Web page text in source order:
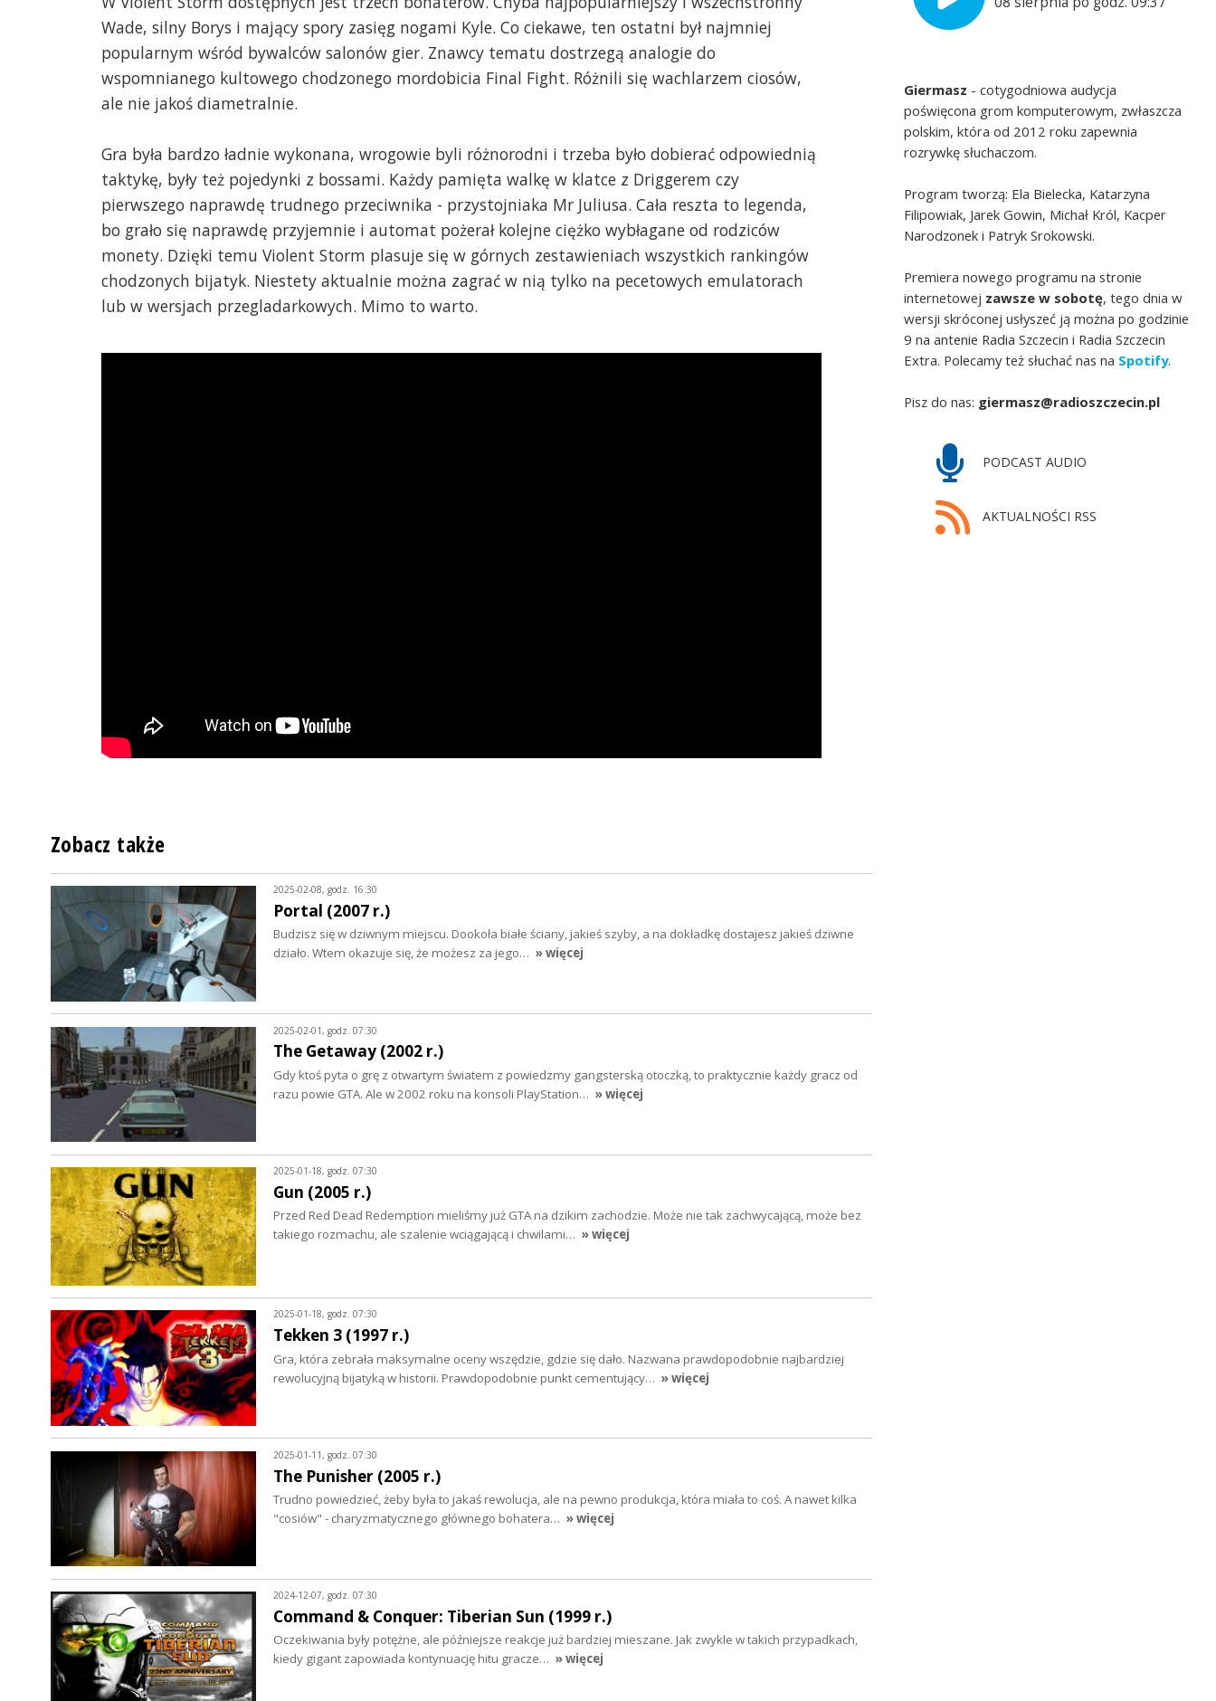
Wade, silny Borys i mający spory zasięg nogami Kyle. Co ciekawe, ten ostatni był najmniej
popularnym wśród bywalców salonów gier. Znawcy tematu dostrzegą analogie do
wspomnianego kultowego chodzonego mordobicia Final Fight. Różnili się wachlarzem ciosów,
ale nie jakoś diametralnie.
Gra była bardzo ładnie wykonana, wrogowie byli różnorodni i trzeba było dobierać odpowiednią
taktykę, były też pojedynki z bossami. Każdy pamięta walkę w klatce z Driggerem czy
pierwszego naprawdę trudnego przeciwnika - przystojniaka Mr Juliusa. Cała reszta to legenda,
bo grało się naprawdę przyjemnie i automat pożerał kolejne ciężko wybłagane od rodziców
monety. Dzięki temu Violent Storm plasuje się w górnych zestawieniach wszystkich rankingów
chodzonych bijatyk. Niestety aktualnie można zagrać w nią tylko na pecetowych emulatorach
lub w wersjach przegladarkowych. Mimo to warto.
Giermasz - cotygodniowa audycja
poświęcona grom komputerowym, zwłaszcza
polskim, która od 2012 roku zapewnia
rozrywkę słuchaczom.
Program tworzą: Ela Bielecka, Katarzyna
Filipowiak, Jarek Gowin, Michał Król, Kacper
Narodzonek i Patryk Srokowski.
Premiera nowego programu na stronie
internetowej zawsze w sobotę, tego dnia w
wersji skróconej usłyszeć ją można po godzinie
9 na antenie Radia Szczecin i Radia Szczecin
Extra. Polecamy też słuchać nas na Spotify.
Pisz do nas: giermasz@radioszczecin.pl
PODCAST AUDIO
AKTUALNOŚCI RSS
Zobacz także
2025-02-08, godz. 16:30
Portal (2007 r.)
Budzisz się w dziwnym miejscu. Dookoła białe ściany, jakieś szyby, a na dokładkę dostajesz jakieś dziwne
działo. Wtem okazuje się, że możesz za jego… » więcej
2025-02-01, godz. 07:30
The Getaway (2002 r.)
Gdy ktoś pyta o grę z otwartym światem z powiedzmy gangsterską otoczką, to praktycznie każdy gracz od
razu powie GTA. Ale w 2002 roku na konsoli PlayStation… » więcej
2025-01-18, godz. 07:30
Gun (2005 r.)
Przed Red Dead Redemption mieliśmy już GTA na dzikim zachodzie. Może nie tak zachwycającą, może bez
takiego rozmachu, ale szalenie wciągającą i chwilami… » więcej
2025-01-18, godz. 07:30
Tekken 3 (1997 r.)
Gra, która zebrała maksymalne oceny wszędzie, gdzie się dało. Nazwana prawdopodobnie najbardziej
rewolucyjną bijatyką w historii. Prawdopodobnie punkt cementujący… » więcej
2025-01-11, godz. 07:30
The Punisher (2005 r.)
Trudno powiedzieć, żeby była to jakaś rewolucja, ale na pewno produkcja, która miała to coś. A nawet kilka
"cosiów" - charyzmatycznego głównego bohatera… » więcej
2024-12-07, godz. 07:30
Command & Conquer: Tiberian Sun (1999 r.)
Oczekiwania były potężne, ale późniejsze reakcje już bardziej mieszane. Jak zwykle w takich przypadkach,
kiedy gigant zapowiada kontynuację hitu gracze… » więcej